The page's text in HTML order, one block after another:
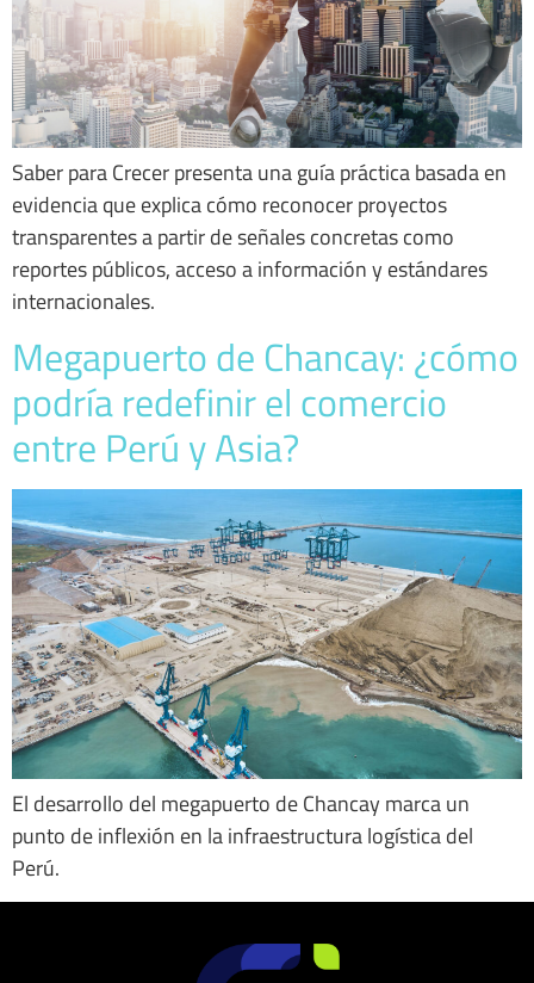
Saber para Crecer presenta una guía práctica basada en
evidencia que explica cómo reconocer proyectos
transparentes a partir de señales concretas como
reportes públicos, acceso a información y estándares
internacionales.
Megapuerto de Chancay: ¿cómo
podría redefinir el comercio
entre Perú y Asia?
El desarrollo del megapuerto de Chancay marca un
punto de inflexión en la infraestructura logística del
Perú.